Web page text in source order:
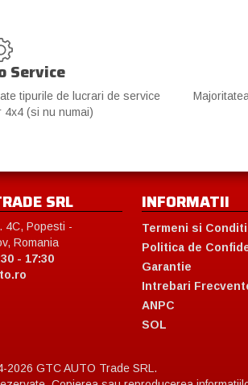
Service
tipurile de lucrari de service
4x4 (si nu numai)
SRL
4C, Popesti -
Romania
- 17:30
INFORMATII
Termeni si
Politica de
Garantie
Intrebari
ANPC
SOL
2026 GTC AUTO Trade SRL.